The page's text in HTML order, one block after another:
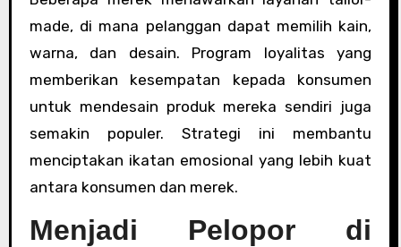
made, di mana pelanggan dapat memilih kain,
warna, dan desain. Program loyalitas yang
memberikan kesempatan kepada konsumen
untuk mendesain produk mereka sendiri juga
semakin populer. Strategi ini membantu
menciptakan ikatan emosional yang lebih kuat
antara konsumen dan merek.
Menjadi Pelopor di